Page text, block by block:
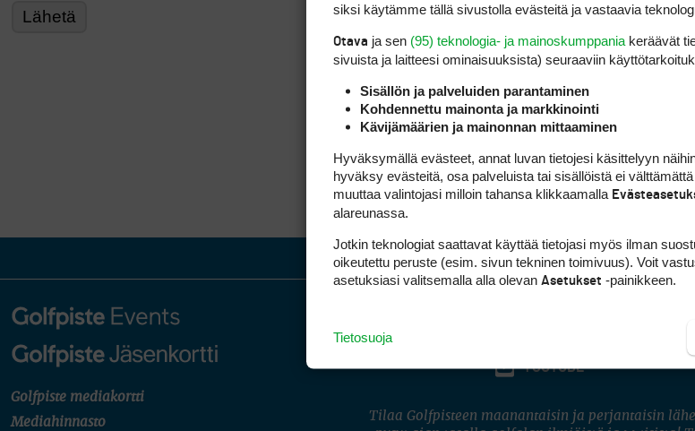
Golfpiste mediakortti
Mediahinnasto
YOUTUBE
Tilaa Golfpisteen maanantaisin ja perjantaisin
siksi käytämme tällä sivustolla evästeitä ja vastaavia
Otava ja sen (95) teknologia- ja mainoskumppania keräävät
sivuista ja laitteesi ominaisuuk­sista) seuraaviin
Sisällön ja palveluiden parantaminen
Kohdennettu mainonta ja markkinointi
Kävijämäärien ja mainonnan mittaaminen
Hyväksymällä evästeet, annat luvan tietojesi käsittelyyn
hyväksy evästeitä, osa palveluista tai sisällöistä ei
muuttaa valintojasi milloin tahansa klikkaamalla
alareunassa.
Jotkin teknologiat saattavat käyttää tietojasi myös ilman
oikeutettu peruste (esim. sivun tekninen toimivuus). Voit
asetuksiasi valitsemalla alla olevan Asetukset -painikkeen.
Tietosuoja